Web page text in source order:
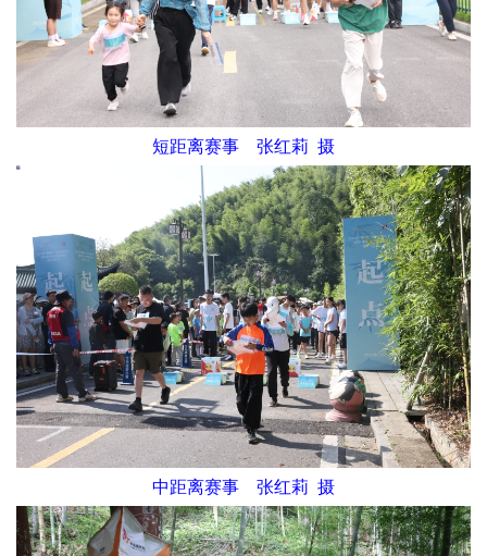
短距离赛事 张红莉 摄
中距离赛事 张红莉 摄